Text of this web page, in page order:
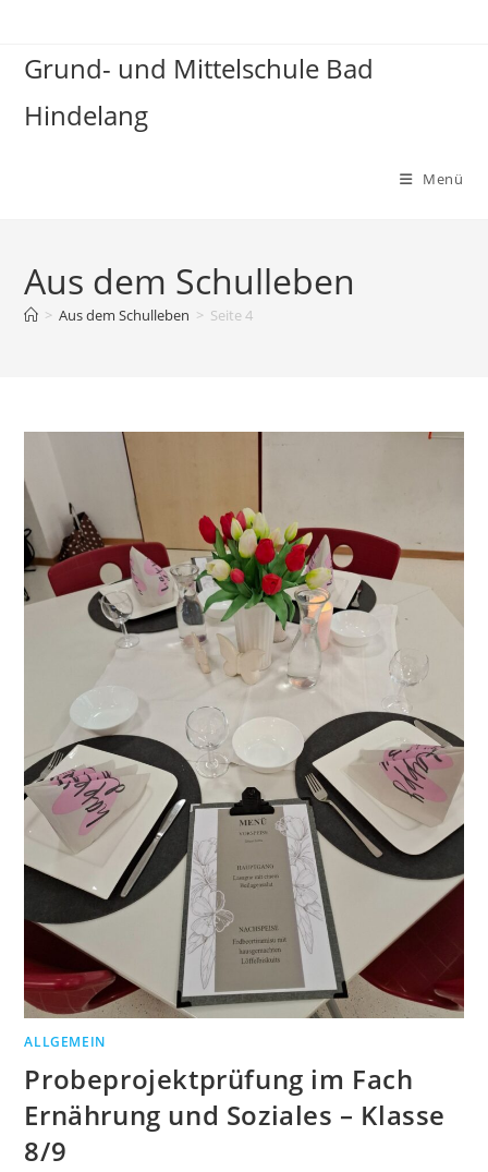
springen
Grund- und Mittelschule Bad
Hindelang
Menü
Aus dem Schulleben
> Aus dem Schulleben > Seite 4
ALLGEMEIN
Probeprojektprüfung im Fach
Ernährung und Soziales – Klasse
8/9